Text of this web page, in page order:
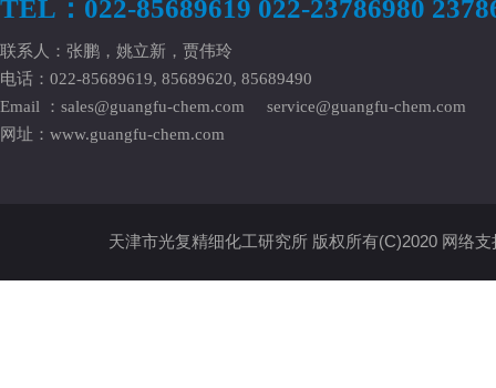
TEL：022-85689619 022-23786980
联系人：张鹏，姚立新，贾伟玲
电话：022-85689619, 85689620, 85689490
Email ： sales@guangfu-chem.com
service@guangfu-chem.com
网址： www.guangfu-chem.com
天津市光复精细化工研究所版权所有(C)2020 网络支